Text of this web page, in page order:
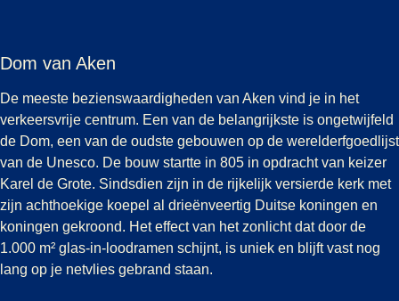
Dom van Aken
De meeste bezienswaardigheden van Aken vind je in het
verkeersvrije centrum. Een van de belangrijkste is ongetwijfeld
de Dom, een van de oudste gebouwen op de werelderfgoedlijst
van de Unesco. De bouw startte in 805 in opdracht van keizer
Karel de Grote. Sindsdien zijn in de rijkelijk versierde kerk met
zijn achthoekige koepel al drieënveertig Duitse koningen en
koningen gekroond. Het effect van het zonlicht dat door de
1.000 m² glas-in-loodramen schijnt, is uniek en blijft vast nog
lang op je netvlies gebrand staan.